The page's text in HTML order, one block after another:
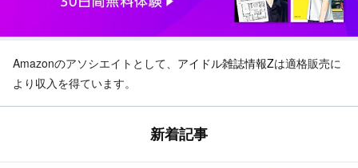
Amazonのアソシエイトとして、 アイドル雑誌情報Zは適格販売に
より収入を得ています。
新着記事